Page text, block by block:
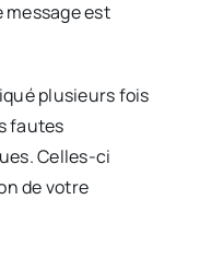
est
plusieurs fois
fautes
Celles-ci
de votre